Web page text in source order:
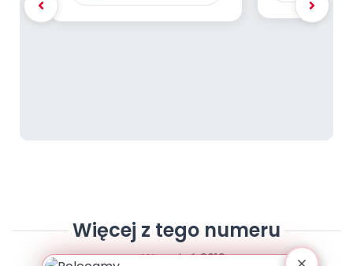
Więcej z tego numeru
Wrzesień 2019